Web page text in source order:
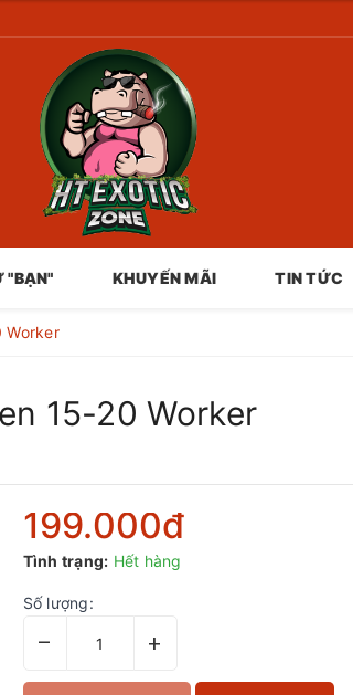
"BẠN" KHUYẾN MÃI TIN TỨC
Worker
15-20 Worker
199.000₫
Tình trạng: Hết hàng
Số lượng:
– +